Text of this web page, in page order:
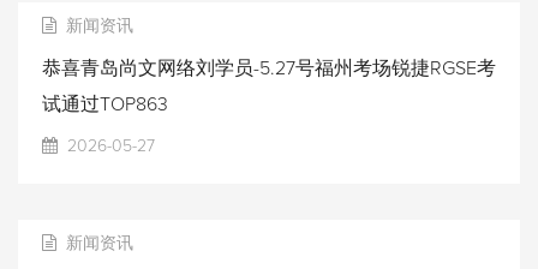
新闻资讯
恭喜青岛尚文网络刘学员-5.27号福州考场锐捷RGSE考
试通过TOP863
2026-05-27
新闻资讯